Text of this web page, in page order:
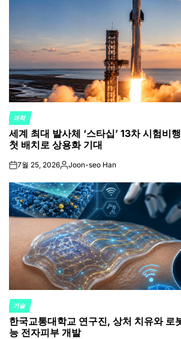
POSTED
IN
과학
세계 최대 발사체 ‘스타십’ 13차 시험비
첫 배치로 상용화 기대
on7월 25, 2026Posted
Joon-seo Han
POSTED
IN
기술
한국교통대학교 연구진, 상처 치유와 로
능 전자피부 개발